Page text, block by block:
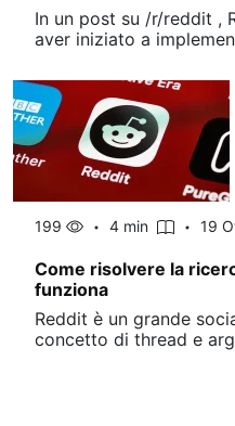
In un post su /r/reddit ,
aver iniziato a
199 4 min 19
Come risolvere la
funziona
Reddit è un grande
concetto di thread e